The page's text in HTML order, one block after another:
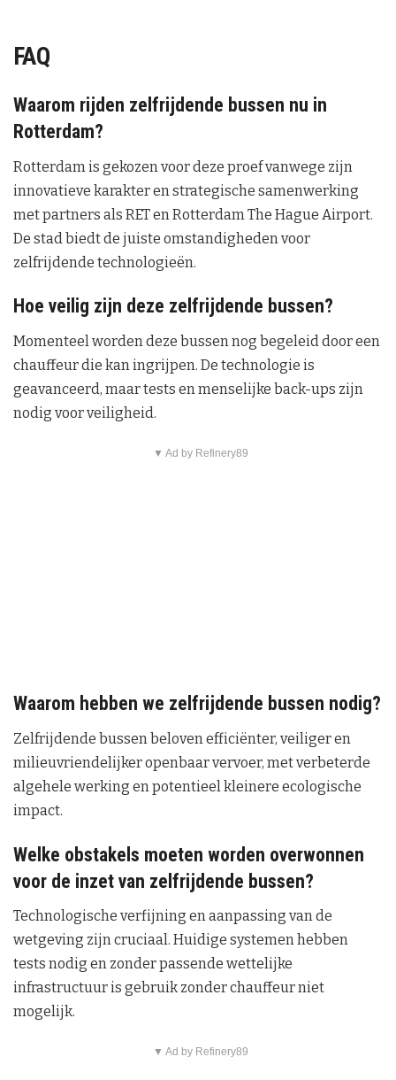
FAQ
Waarom rijden zelfrijdende bussen nu in
Rotterdam?
Rotterdam is gekozen voor deze proef vanwege zijn
innovatieve karakter en strategische samenwerking
met partners als RET en Rotterdam The Hague Airport.
De stad biedt de juiste omstandigheden voor
zelfrijdende technologieën.
Hoe veilig zijn deze zelfrijdende bussen?
Momenteel worden deze bussen nog begeleid door een
chauffeur die kan ingrijpen. De technologie is
geavanceerd, maar tests en menselijke back-ups zijn
nodig voor veiligheid.
▼ Ad by Refinery89
Waarom hebben we zelfrijdende bussen nodig?
Zelfrijdende bussen beloven efficiënter, veiliger en
milieuvriendelijker openbaar vervoer, met verbeterde
algehele werking en potentieel kleinere ecologische
impact.
Welke obstakels moeten worden overwonnen
voor de inzet van zelfrijdende bussen?
Technologische verfijning en aanpassing van de
wetgeving zijn cruciaal. Huidige systemen hebben
tests nodig en zonder passende wettelijke
infrastructuur is gebruik zonder chauffeur niet
mogelijk.
▼ Ad by Refinery89